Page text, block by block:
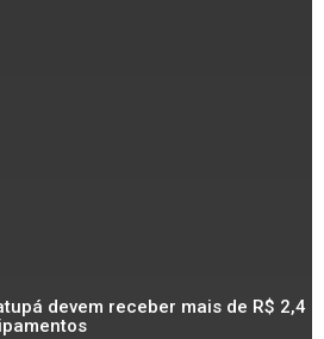
devem receber mais de R$ 2,4